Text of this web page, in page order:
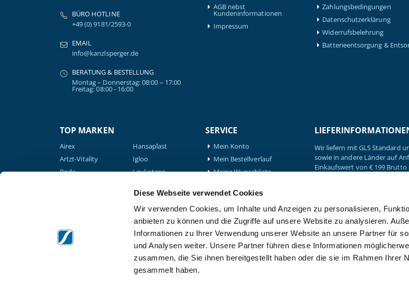
Diese Webseite verwendet Cookies
Wir verwenden Cookies, um Inhalte und Anzeigen zu personalisieren,
anbieten zu können und die Zugriffe auf unsere Website zu analysieren.
Informationen zu Ihrer Verwendung unserer Website an unsere Partner für
und Analysen weiter. Unsere Partner führen diese Informationen
zusammen, die Sie ihnen bereitgestellt haben oder die sie im Rahmen Ihrer
gesammelt haben.
BÜRO HOTLINE
+49 (0) 9181/2593-0
EMAIL
info@kanzlsperger.de
BERATUNG & BESTELLUNG
Montag – Donnerstag: 08:00 – 17:00
Freitag: 08:00 - 16:00
AGB nebst
Kundeninformationen
Impressum
Zahlungsbedingungen
Datenschutzerklärung
Widerrufsbelehrung
Batterieentsorgung &
TOP MARKEN
Airex
Artzt-Vitality
Bode
formula Müller-
Wohlfahrt
Hansaplast
Igloo
Leukotape
Nohrd
Powerblock
Schupp
Thera-Band
Therabody
Waterrower
SERVICE
Mein Konto
Mein Bestellverlauf
Meine Wunschliste
GLS Sendungsverfolgung
Download: Praxisbedarf &
Verbrauchsmaterial
Download:
Technikbroschüre
Wir liefern mit GLS Standard
sowie in andere Länder auf
Einkaufswert von € 199 Brutto